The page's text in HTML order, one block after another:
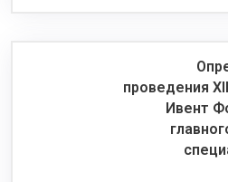
проведения
Ивент